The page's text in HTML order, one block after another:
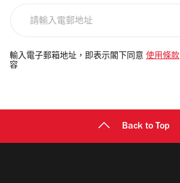
電
郵
輸入電子郵箱地址，即表示閣下同意 使用條款
容
Back to Top